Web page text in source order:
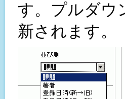
す。プルダウ
新されます。